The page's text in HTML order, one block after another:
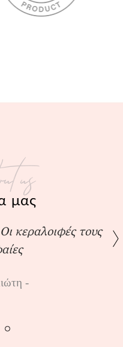
us
μας
κεραλοιφές τους